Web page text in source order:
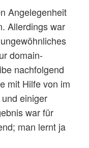
Angelegenheit
Allerdings war
domain-
nachfolgend
mit Hilfe von im
einiger
war für
man lernt ja